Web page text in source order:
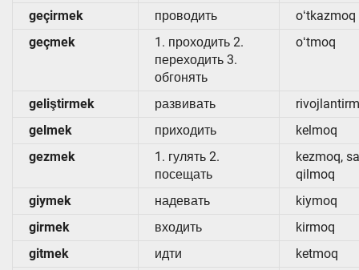
geçirmek
проводить
oʻtkazmoq
geçmek
1. проходить 2.
переходить 3.
обгонять
oʻtmoq
geliştirmek развивать
gelmek
приходить
kelmoq
gezmek
1. гулять 2.
посещать
kezmoq,
qilmoq
giymek
надевать
kiymoq
girmek
входить
kirmoq
gitmek
идти
ketmoq